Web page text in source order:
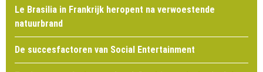
Le Brasilia in Frankrijk heropent na verwoestende
natuurbrand
De succesfactoren van Social Entertainment